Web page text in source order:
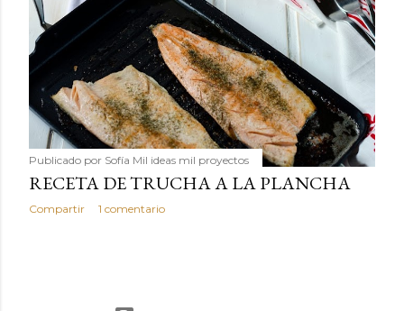
Publicado por Sofía Mil ideas mil proyectos
RECETA DE TRUCHA A LA PLANCHA
Compartir 1 comentario